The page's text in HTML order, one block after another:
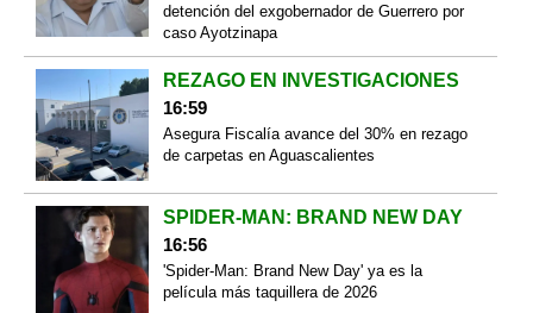
detención del exgobernador de Guerrero por
caso Ayotzinapa
REZAGO EN INVESTIGACIONES
16:59
Asegura Fiscalía avance del 30% en rezago
de carpetas en Aguascalientes
SPIDER-MAN: BRAND NEW DAY
16:56
'Spider-Man: Brand New Day' ya es la
película más taquillera de 2026